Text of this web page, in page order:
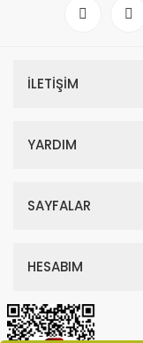
İLETİŞİM
YARDIM
SAYFALAR
HESABIM